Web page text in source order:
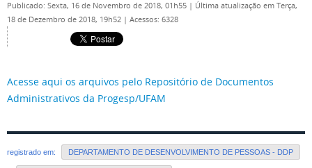
Publicado: Sexta, 16 de Novembro de 2018, 01h55 | Última atualização em Terça,
18 de Dezembro de 2018, 19h52 | Acessos: 6328
Acesse aqui os arquivos pelo Repositório de Documentos
Administrativos da Progesp/UFAM
registrado em: DEPARTAMENTO DE DESENVOLVIMENTO DE PESSOAS - DDP